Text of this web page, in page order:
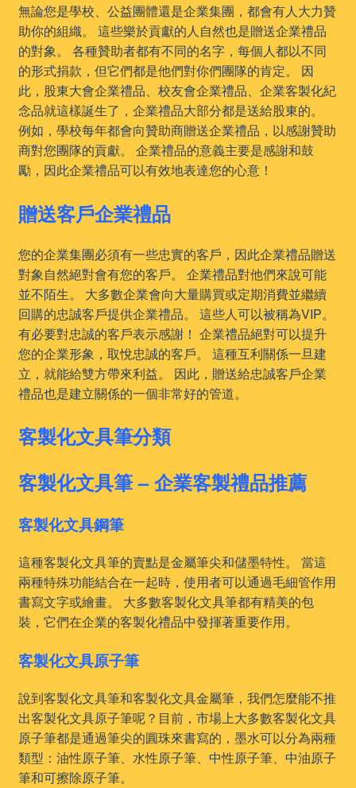
無論您是學校、公益團體還是企業集團，都會有人大力贊
助你的組織。 這些樂於貢獻的人自然也是贈送企業禮品
的對象。 各種贊助者都有不同的名字，每個人都以不同
的形式捐款，但它們都是他們對你們團隊的肯定。 因
此，股東大會企業禮品、校友會企業禮品、企業客製化紀
念品就這樣誕生了，企業禮品大部分都是送給股東的。
例如，學校每年都會向贊助商贈送企業禮品，以感謝贊助
商對您團隊的貢獻。 企業禮品的意義主要是感謝和鼓
勵，因此企業禮品可以有效地表達您的心意！
贈送客戶企業禮品
您的企業集團必須有一些忠實的客戶，因此企業禮品贈送
對象自然絕對會有您的客戶。 企業禮品對他們來說可能
並不陌生。 大多數企業會向大量購買或定期消費並繼續
回購的忠誠客戶提供企業禮品。 這些人可以被稱為VIP。
有必要對忠誠的客戶表示感謝！ 企業禮品絕對可以提升
您的企業形象，取悅忠誠的客戶。 這種互利關係一旦建
立，就能給雙方帶來利益。 因此，贈送給忠誠客戶企業
禮品也是建立關係的一個非常好的管道。
客製化文具筆分類
客製化文具筆 – 企業客製禮品推薦
客製化文具鋼筆
這種客製化文具筆的賣點是金屬筆尖和儲墨特性。 當這
兩種特殊功能結合在一起時，使用者可以通過毛細管作用
書寫文字或繪畫。 大多數客製化文具筆都有精美的包
裝，它們在企業的客製化禮品中發揮著重要作用。
客製化文具原子筆
說到客製化文具筆和客製化文具金屬筆，我們怎麼能不推
出客製化文具原子筆呢？目前，市場上大多數客製化文具
原子筆都是通過筆尖的圓珠來書寫的，墨水可以分為兩種
類型：油性原子筆、水性原子筆、中性原子筆、中油原子
筆和可擦除原子筆。